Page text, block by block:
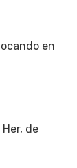
en
de